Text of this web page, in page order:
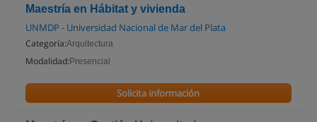
Maestría en Hábitat y vivienda
UNMDP - Universidad Nacional de Mar del Plata
Categoría:Arquitectura
Modalidad: Presencial
Solicita información